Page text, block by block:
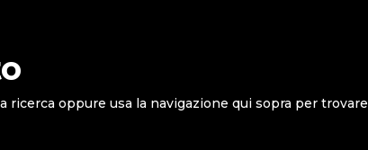
oppure usa la navigazione qui sopra per trovare